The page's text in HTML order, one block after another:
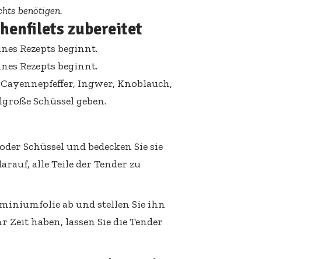
benötigen.
zubereitet
Ingwer, Knoblauch,
Schüssel geben.
Schüssel und bedecken Sie sie
alle Teile der Tender zu
ab und stellen Sie ihn
haben, lassen Sie die Tender